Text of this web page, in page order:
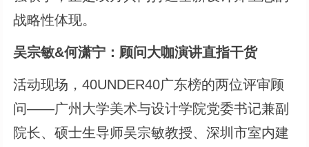
战略性体现。
吴宗敏&何潇宁：顾问大咖演讲直指干货
活动现场，40UNDER40广东榜的两位评审顾
问——广州大学美术与设计学院党委书记兼副
院长、硕士生导师吴宗敏教授、深圳市室内建